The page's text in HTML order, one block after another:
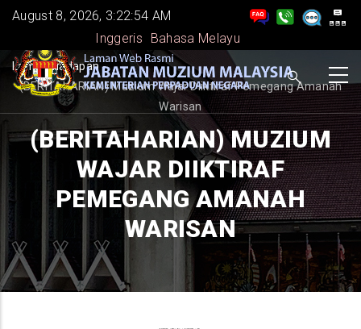
Skip
main
content
August 8, 2026, 3:22:55 AM
Inggeris
Bahasa Melayu
BREADCRUMB
Laman Hadapan -
(BERITAHARIAN) Muzium Wajar Diiktiraf Pemegang Amanah
Warisan
(BERITAHARIAN) MUZIUM
WAJAR DIIKTIRAF
PEMEGANG AMANAH
WARISAN